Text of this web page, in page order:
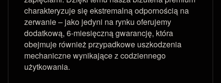
charakteryzuje się ekstremalną odpornością na
zerwanie – jako jedyni na rynku oferujemy
dodatkową, 6-miesięczną gwarancję, która
obejmuje również przypadkowe uszkodzenia
mechaniczne wynikające z codziennego
użytkowania.